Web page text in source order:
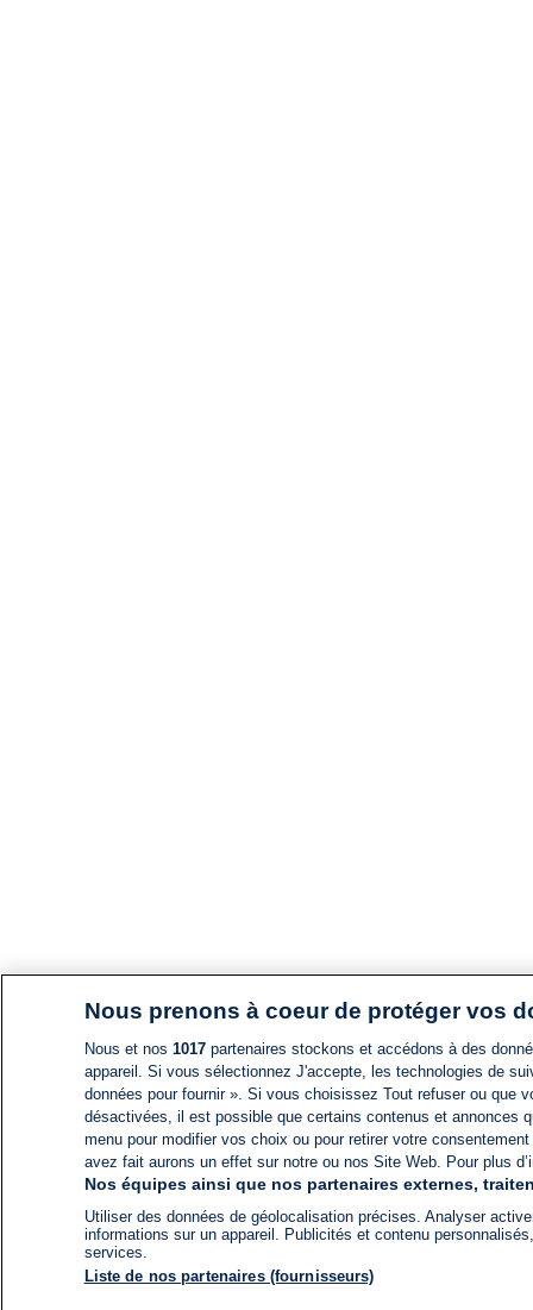
Nous prenons à coeur de protéger vos
Nous et nos 1017partenaires stockons et accédons à des
appareil. Si vous sélectionnez J'accepte, les technologies de
données pour fournir ». Si vous choisissez Tout refuser ou
désactivées, il est possible que certains contenus et annonces
menu pour modifier vos choix ou pour retirer votre
avez fait aurons un effet sur notre ou nos Site Web. Pour plus
Nos équipes ainsi que nos partenaires externes,
Utiliser des données de géolocalisation précises. Analyser
informations sur un appareil. Publicités et contenu
services.
Liste de nos partenaires (fournisseurs)